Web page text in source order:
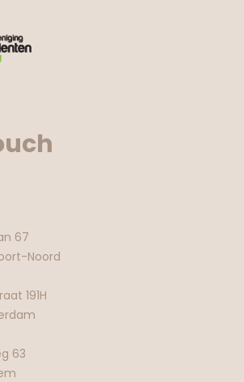
67
Noord
191H
63